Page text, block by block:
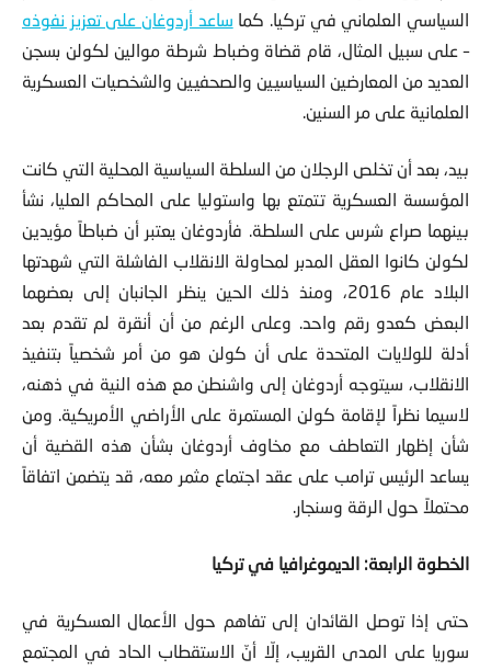
السياسي العلماني في تركيا. كما ساعد أردوغان على تعزيز نفوذه
– على سبيل المثال، قام قضاة وضباط شرطة موالين لكولن بسجن
العديد من المعارضين السياسيين والصحفيين والشخصيات العسكرية
العلمانية على مر السنين.
بيد، بعد أن تخلص الرجلان من السلطة السياسية المحلية التي كانت
المؤسسة العسكرية تتمتع بها واستوليا على المحاكم العليا، نشأ
بينهما صراع شرس على السلطة. فأردوغان يعتبر أن ضباطاً مؤيدين
لكولن كانوا العقل المدبر لمحاولة الانقلاب الفاشلة التي شهدتها
البلاد عام 2016، ومنذ ذلك الحين ينظر الجانبان إلى بعضهما
البعض كعدو رقم واحد. وعلى الرغم من أن أنقرة لم تقدم بعد
أدلة للولايات المتحدة على أن كولن هو من أمر شخصياً بتنفيذ
الانقلاب، سيتوجه أردوغان إلى واشنطن مع هذه النية في ذهنه،
لاسيما نظراً لإقامة كولن المستمرة على الأراضي الأمريكية. ومن
شأن إظهار التعاطف مع مخاوف أردوغان بشأن هذه القضية أن
يساعد الرئيس ترامب على عقد اجتماع مثمر معه، قد يتضمن اتفاقاً
محتملاً حول الرقة وسنجار.
الخطوة الرابعة: الديموغرافيا في تركيا
حتى إذا توصل القائدان إلى تفاهم حول الأعمال العسكرية في
سوريا على المدى القريب، إلّا أنّ الاستقطاب الحاد في المجتمع